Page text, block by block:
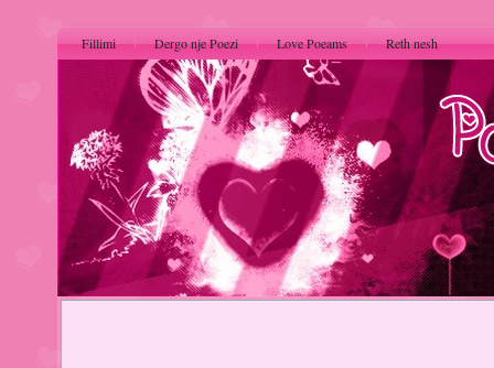
Fillimi Dergo nje Poezi Love Poeams Reth nesh